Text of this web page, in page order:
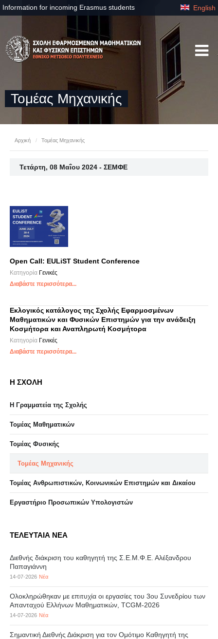
Information for incoming Erasmus students English
Τομέας Μηχανικής
Αρχική / Τομέας Μηχανικής
Τετάρτη, 08 Μαΐου 2024 - ΣΕΜΦΕ
Open Call: EULiST Student Conference
Κατηγορία Γενικές
Διαβάστε περισσότερα...
Εκλογικός κατάλογος της Σχολής Εφαρμοσμένων
Μαθηματικών και Φυσικών Επιστημών για την ανάδειξη
Κοσμήτορα και Αναπληρωτή Κοσμήτορα
Κατηγορία Γενικές
Διαβάστε περισσότερα...
Η ΣΧΟΛΗ
Η Γραμματεία της Σχολής
Τομέας Μαθηματικών
Τομέας Φυσικής
Τομέας Μηχανικής
Τομέας Ανθρωπιστικών, Κοινωνικών Επιστημών και Δικαίου
Eργαστήριo Προσωπικών Υπολογιστών
ΤΕΛΕΥΤΑΙΑ ΝΕΑ
Διεθνής διάκριση του καθηγητή της Σ.Ε.Μ.Φ.Ε. Αλέξανδρου
Παπαγιάννη
14-07-2026 Νέα
Ολοκληρώθηκαν με επιτυχία οι εργασίες του 3ου Συνεδρίου των
Απανταχού Ελλήνων Μαθηματικών, TCGM-2026
14-07-2026 Νέα
Σημαντική Διεθνής Διάκριση για τον Ομότιμο Καθηγητή της